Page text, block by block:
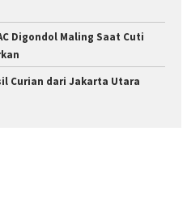
Digondol Maling Saat Cuti
Curian dari Jakarta Utara